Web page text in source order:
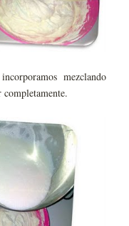
mezclando
completamente.